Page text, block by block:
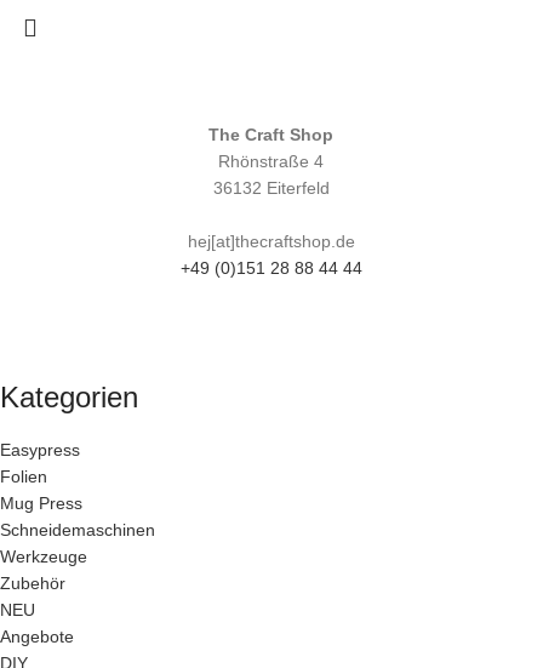
The Craft Shop
Rhönstraße 4
36132 Eiterfeld
hej[at]thecraftshop.de
+49 (0)151 28 88 44 44
Kategorien
Easypress
Folien
Mug Press
Schneidemaschinen
Werkzeuge
Zubehör
NEU
Angebote
DIY